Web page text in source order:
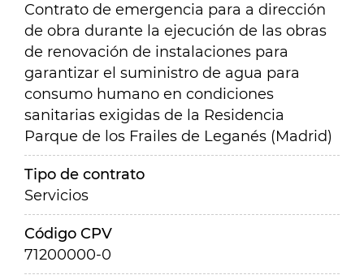
Contrato de emergencia para a dirección
de obra durante la ejecución de las obras
de renovación de instalaciones para
garantizar el suministro de agua para
consumo humano en condiciones
sanitarias exigidas de la Residencia
Parque de los Frailes de Leganés (Madrid)
Tipo de contrato
Servicios
Código CPV
71200000-0